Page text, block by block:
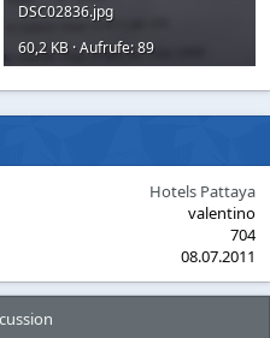
DSC02836.jpg
60,2 KB · Aufrufe: 89
Hotels Pattaya
valentino
704
08.07.2011